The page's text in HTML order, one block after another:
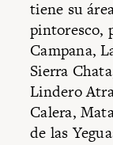
tiene su
pintoresco,
Campana,
Sierra
Lindero
Calera,
de las